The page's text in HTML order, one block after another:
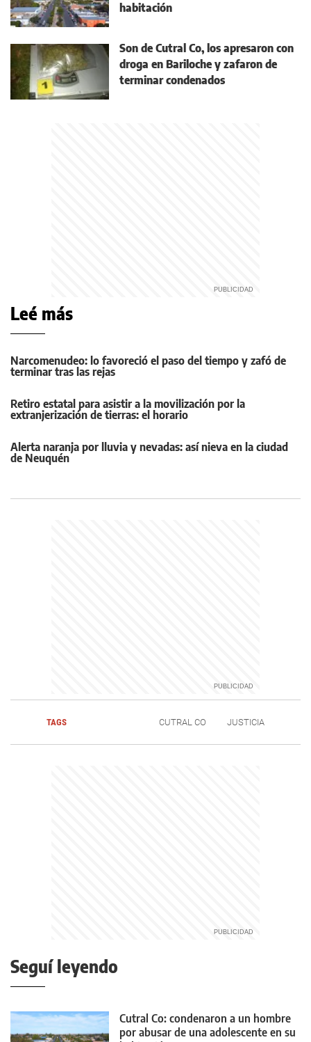
habitación
Son de Cutral Co, los apresaron con
droga en Bariloche y zafaron de
terminar condenados
Leé más
Narcomenudeo: lo favoreció el paso del tiempo y zafó de
terminar tras las rejas
Retiro estatal para asistir a la movilización por la
extranjerización de tierras: el horario
Alerta naranja por lluvia y nevadas: así nieva en la ciudad
de Neuquén
TAGS CUTRAL CO JUSTICIA
Seguí leyendo
Cutral Co: condenaron a un hombre
por abusar de una adolescente en su